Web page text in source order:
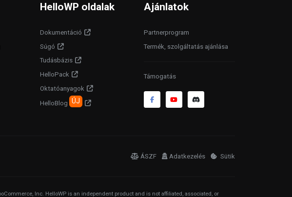
HelloWP oldalak
Dokumentáció
Súgó
Tudásbázis
HelloPack
Oktatóanyagok
HelloBlog ÚJ
Ajánlatok
Partnerprogram
Termék, szolgáltatás ajánlása
Támogatás
ÁSZF Adatkezelés Sütik
Inc. HelloWP is an independent product and is not affiliated, associated, or